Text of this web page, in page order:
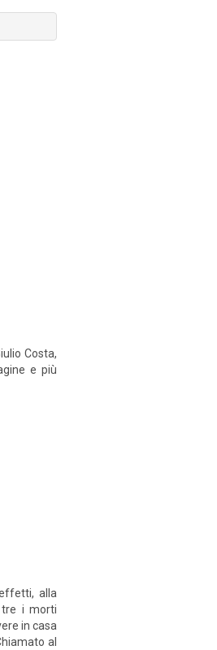
Costa,
e più
alla
tre i morti
in casa
al